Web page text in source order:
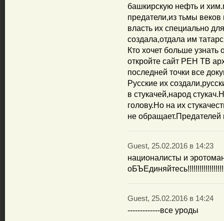
башкирскую нефть и
предатели,из тьмы веков
власть их специально
создала,отдала им
Кто хочет больше
откройте сайт РЕН ТВ
последней точки все
Русские их
в стукачей,народ
голову.Но на их
не обращает.Предателей
Guest, 25.02.2016 в 14:23
националисты и
Guest, 25.02.2016 в 14:24
-------------все уроды